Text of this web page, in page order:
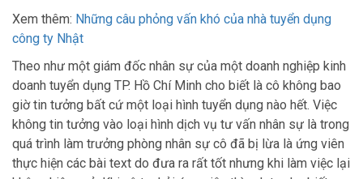
Xem thêm: Những câu phỏng vấn khó của nhà tuyển dụng
công ty Nhật
Theo như một giám đốc nhân sự của một doanh nghiệp kinh
doanh tuyển dụng TP. Hồ Chí Minh cho biết là cô không bao
giờ tin tưởng bất cứ một loại hình tuyển dụng nào hết. Việc
không tin tưởng vào loại hình dịch vụ tư vấn nhân sự là trong
quá trình làm trưởng phòng nhân sự cô đã bị lừa là ứng viên
thực hiện các bài text do đưa ra rất tốt nhưng khi làm việc lại